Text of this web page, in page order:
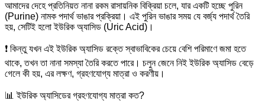
আমাদের দেহে প্রতিনিয়ত নানা রকম রাসায়নিক বিক্রিয়া চলে, যার একটি হচ্ছে পুরিন
(Purine) নামক পদার্থ ভাঙার প্রক্রিয়া। এই পুরিন ভাঙার সময় যে বর্জ্য পদার্থ তৈরি
হয়, সেটিই হলো ইউরিক অ্যাসিড (Uric Acid)।
❗ কিন্তু যখন এই ইউরিক অ্যাসিড রক্তে স্বাভাবিকের চেয়ে বেশি পরিমাণে জমা হতে
থাকে, তখন তা নানা সমস্যা তৈরি করতে পারে। চলুন জেনে নিই ইউরিক অ্যাসিড বেড়ে
গেলে কী হয়, এর লক্ষণ, গ্রহণযোগ্য মাত্রা ও করণীয়।
📊 ইউরিক অ্যাসিডের গ্রহণযোগ্য মাত্রা কত?